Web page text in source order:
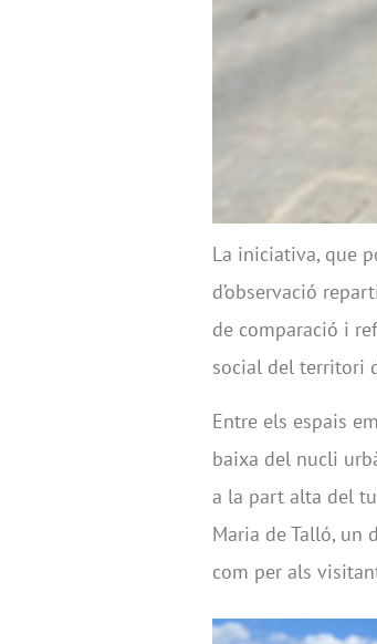
La iniciativa, que
d’observació
de comparació i
social del territori
Entre els espais
baixa del nucli
a la part alta del
Maria de Talló, un
com per als